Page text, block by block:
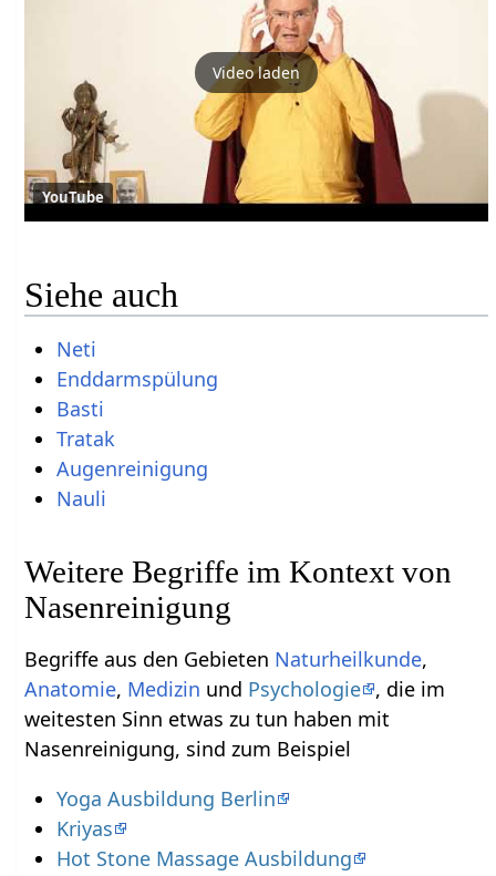
Video laden
YouTube
Siehe auch
Neti
Enddarmspülung
Basti
Tratak
Augenreinigung
Nauli
Weitere Begriffe im Kontext von
Begriffe aus den Gebieten Naturheilkunde,
Anatomie, Medizin und Psychologie , die im
weitesten Sinn etwas zu tun haben mit
Nasenreinigung‏‎, sind zum Beispiel
Yoga Ausbildung Berlin
Kriyas
Hot Stone Massage Ausbildung